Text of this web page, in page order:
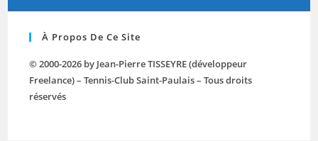
close
À Propos De Ce Site
© 2000-2026 by Jean-Pierre TISSEYRE (développeur
Freelance) – Tennis-Club Saint-Paulais – Tous droits
réservés